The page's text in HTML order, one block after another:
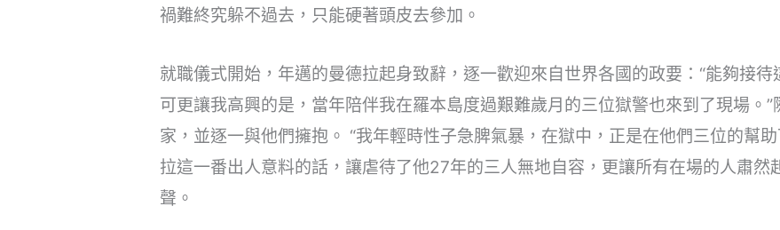
禍難終究躲不過去，只能硬著頭皮去參加。
就職儀式開始，年邁的曼德拉起身致辭，逐一歡迎來自世界各國的政要：“能夠接待
可更讓我高興的是，當年陪伴我在羅本島度過艱難歲月的三位獄警也來到了現場。
家，並逐一與他們擁抱。 “我年輕時性子急脾氣暴，在獄中，正是在他們三位的幫
拉這一番出人意料的話，讓虐待了他27年的三人無地自容，更讓所有在場的人肅然
聲。